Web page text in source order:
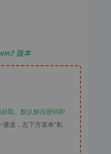
版本
取。默认解压密码即
道，左下方菜单“私